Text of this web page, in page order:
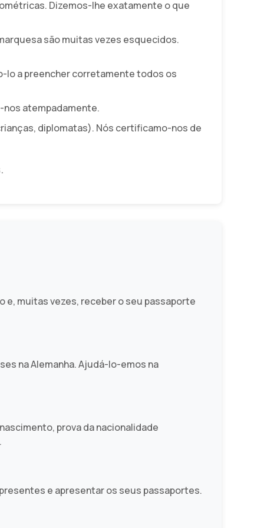
Dizemos-lhe exatamente o que
são muitas vezes esquecidos.
lo a preencher corretamente todos os
nos atempadamente.
diplomatas). Nós certificamo-nos de
.
e, muitas vezes, receber o seu passaporte
na Alemanha. Ajudá-lo-emos na
prova da nacionalidade
e apresentar os seus passaportes.